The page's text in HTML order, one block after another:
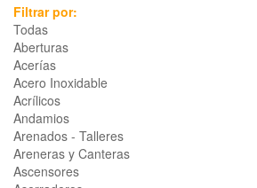
Filtrar por:
Todas
Aberturas
Acerías
Acero Inoxidable
Acrílicos
Andamios
Arenados - Talleres
Areneras y Canteras
Ascensores